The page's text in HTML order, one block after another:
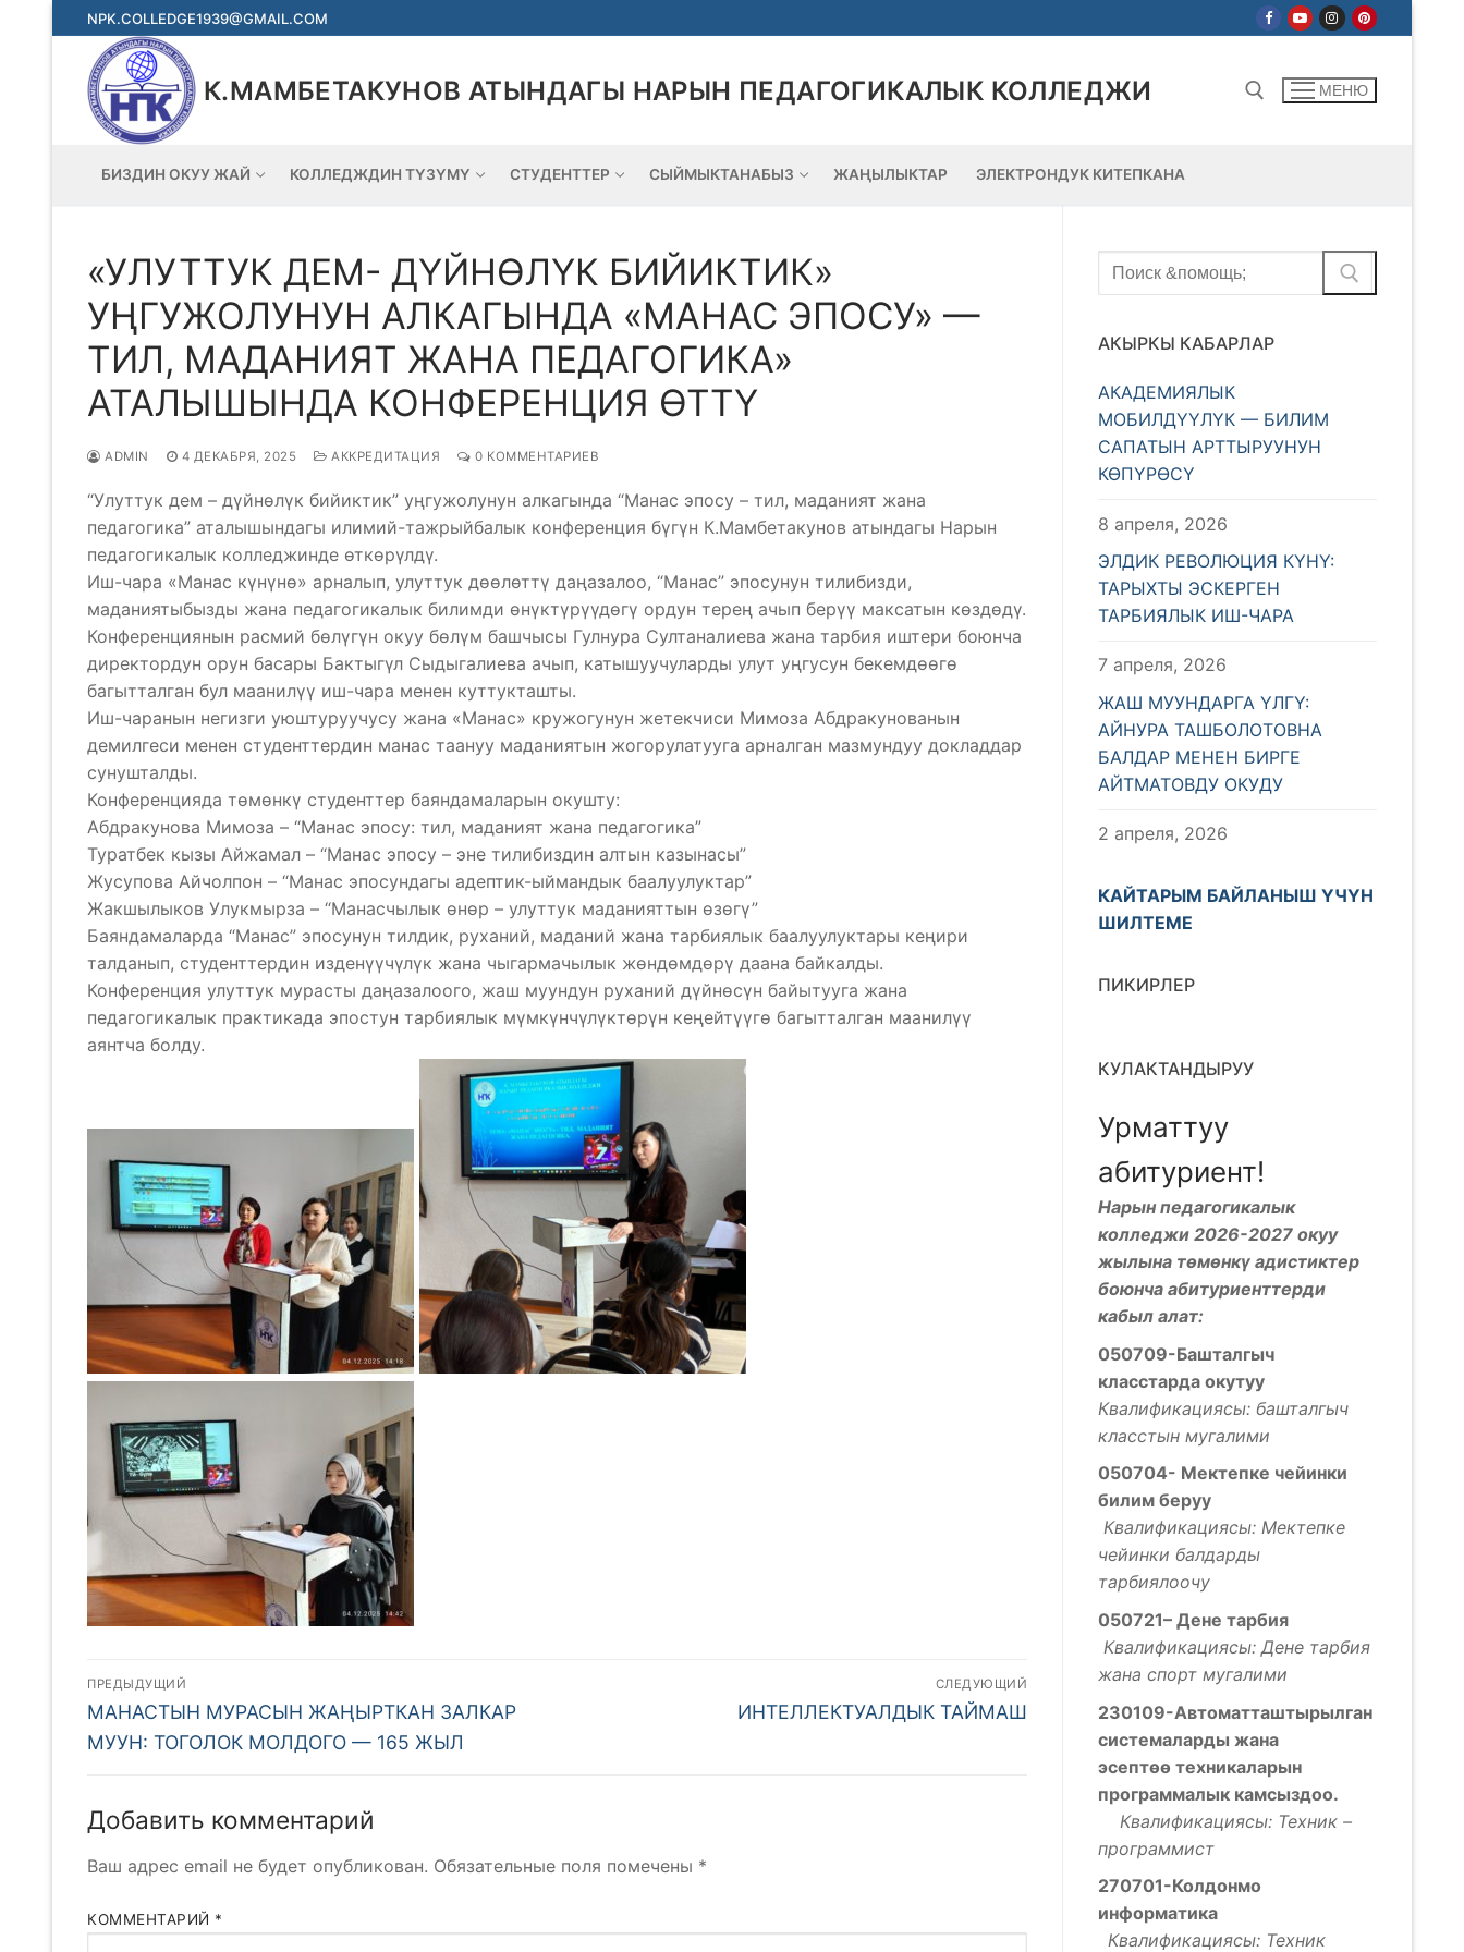
Перейти
к
содержимому
NPK.COLLEDGE1939@GMAIL.COM
К.МАМБЕТАКУНОВ АТЫНДАГЫ НАРЫН ПЕДАГОГИКАЛЫК КОЛЛЕДЖИ
Найти:
МЕНЮ
БИЗДИН ОКУУ ЖАЙ КОЛЛЕДЖДИН ТҮЗҮМҮ СТУДЕНТТЕР СЫЙМЫКТАНАБЫЗ ЖАҢЫЛЫКТАР ЭЛЕКТРОНДУК КИТЕПКАНА
«УЛУТТУК ДЕМ- ДҮЙНӨЛҮК БИЙИКТИК»
УҢГУЖОЛУНУН АЛКАГЫНДА «МАНАС ЭПОСУ» —
ТИЛ, МАДАНИЯТ ЖАНА ПЕДАГОГИКА»
АТАЛЫШЫНДА КОНФЕРЕНЦИЯ ӨТТҮ
ADMIN 4 ДЕКАБРЯ, 2025 АККРЕДИТАЦИЯ 0 КОММЕНТАРИЕВ
“Улуттук дем – дүйнөлүк бийиктик” уңгужолунун алкагында “Манас эпосу – тил, маданият жана
педагогика” аталышындагы илимий-тажрыйбалык конференция бүгүн К.Мамбетакунов атындагы Нарын
педагогикалык колледжинде өткөрүлдү.
Иш-чара «Манас күнүнө» арналып, улуттук дөөлөттү даңазалоо, “Манас” эпосунун тилибизди,
маданиятыбызды жана педагогикалык билимди өнүктүрүүдөгү ордун терең ачып берүү максатын көздөдү.
Конференциянын расмий бөлүгүн окуу бөлүм башчысы Гулнура Султаналиева жана тарбия иштери боюнча
директордун орун басары Бактыгүл Сыдыгалиева ачып, катышуучуларды улут уңгусун бекемдөөгө
багытталган бул маанилүү иш-чара менен куттукташты.
Иш-чаранын негизги уюштуруучусу жана «Манас» кружогунун жетекчиси Мимоза Абдракунованын
демилгеси менен студенттердин манас таануу маданиятын жогорулатууга арналган мазмундуу докладдар
сунушталды.
Конференцияда төмөнкү студенттер баяндамаларын окушту:
Абдракунова Мимоза – “Манас эпосу: тил, маданият жана педагогика”
Туратбек кызы Айжамал – “Манас эпосу – эне тилибиздин алтын казынасы”
Жусупова Айчолпон – “Манас эпосундагы адептик-ыймандык баалуулуктар”
Жакшылыков Улукмырза – “Манасчылык өнөр – улуттук маданияттын өзөгү”
Баяндамаларда “Манас” эпосунун тилдик, руханий, маданий жана тарбиялык баалуулуктары кеңири
талданып, студенттердин изденүүчүлүк жана чыгармачылык жөндөмдөрү даана байкалды.
Конференция улуттук мурасты даңазалоого, жаш муундун руханий дүйнөсүн байытууга жана
педагогикалык практикада эпостун тарбиялык мүмкүнчүлүктөрүн кеңейтүүгө багытталган маанилүү
аянтча болду.
Навигация
по
ПРЕДЫДУЩИЙ
Предыдущая
запись:
МАНАСТЫН МУРАСЫН ЖАҢЫРТКАН ЗАЛКАР
МУУН: ТОГОЛОК МОЛДОГО — 165 ЖЫЛ
СЛЕДУЮЩИЙ
Следующая
ИНТЕЛЛЕКТУАЛДЫК ТАЙМАШ
Добавить комментарий
Ваш адрес email не будет опубликован. Обязательные поля помечены *
КОММЕНТАРИЙ *
Найти:
АКЫРКЫ КАБАРЛАР
АКАДЕМИЯЛЫК
МОБИЛДҮҮЛҮК — БИЛИМ
САПАТЫН АРТТЫРУУНУН
КӨПҮРӨСҮ
8 апреля, 2026
ЭЛДИК РЕВОЛЮЦИЯ КҮНҮ:
ТАРЫХТЫ ЭСКЕРГЕН
ТАРБИЯЛЫК ИШ-ЧАРА
7 апреля, 2026
ЖАШ МУУНДАРГА ҮЛГҮ:
АЙНУРА ТАШБОЛОТОВНА
БАЛДАР МЕНЕН БИРГЕ
АЙТМАТОВДУ ОКУДУ
2 апреля, 2026
КАЙТАРЫМ БАЙЛАНЫШ ҮЧҮН
ШИЛТЕМЕ
ПИКИРЛЕР
КУЛАКТАНДЫРУУ
Урматтуу
абитуриент!
Нарын педагогикалык
колледжи 2026-2027 окуу
жылына төмөнкү адистиктер
боюнча абитуриенттерди
кабыл алат:
050709-Башталгыч
класстарда окутуу
Квалификациясы: башталгыч
класстын мугалими
050704- Мектепке чейинки
билим беруу
Квалификациясы: Мектепке
чейинки балдарды
тарбиялоочу
050721– Дене тарбия
Квалификациясы: Дене тарбия
жана спорт мугалими
230109-Автоматташтырылган
системаларды жана
эсептѳѳ техникаларын
программалык камсыздоо.
Квалификациясы: Техник –
программист
270701-Колдонмо
информатика
Квалификациясы: Техник